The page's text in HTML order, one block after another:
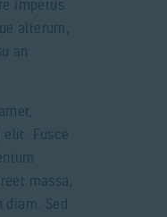
impetus
alterum,
an
Fusce
massa,
Sed